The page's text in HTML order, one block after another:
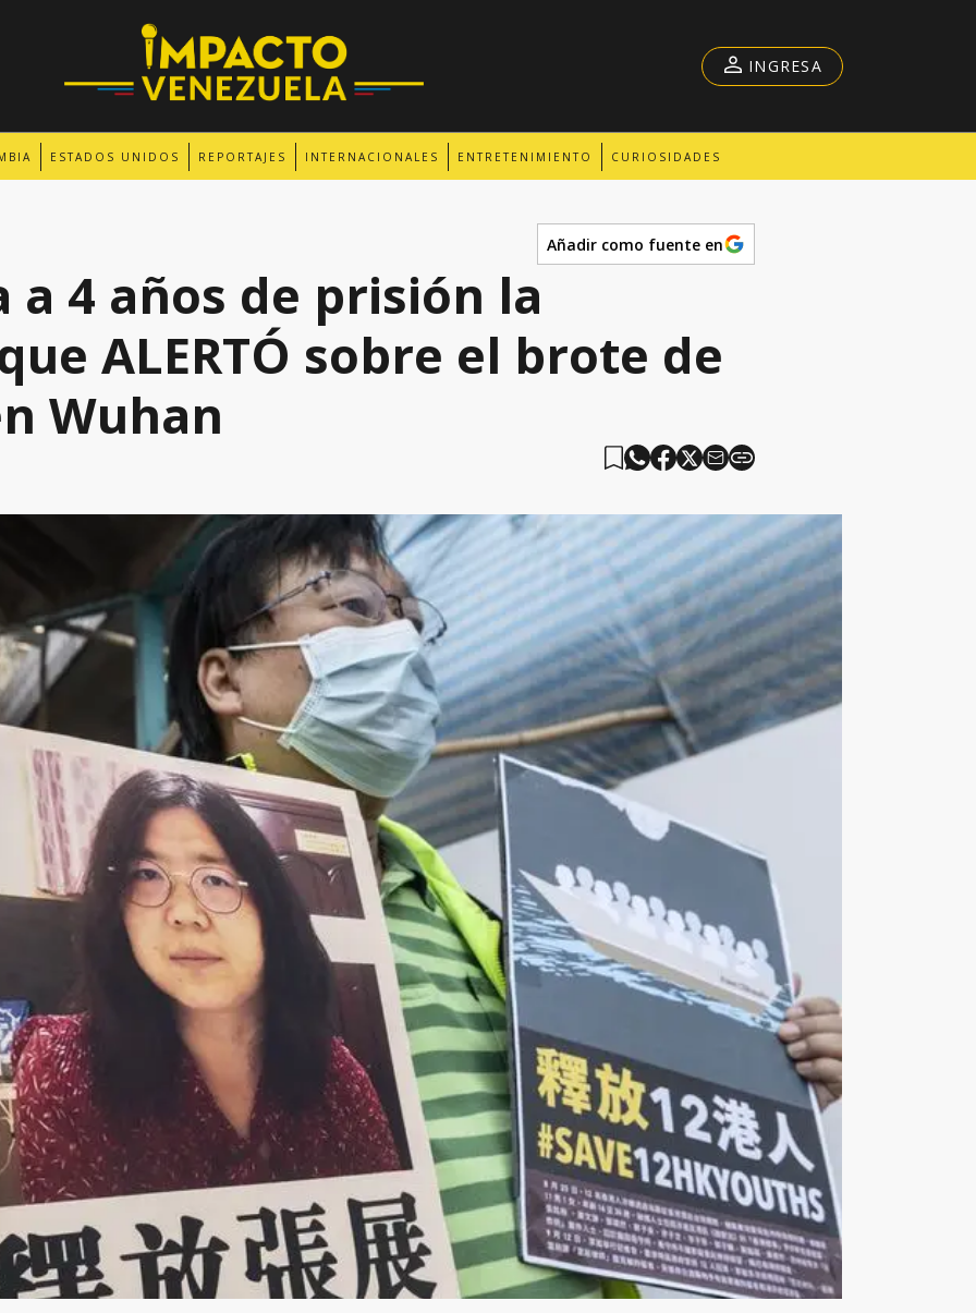
ESTADOS UNIDOS REPORTAJES INTERNACIONALES ENTRETENIMIENTO CURIOSIDADES
INGRESA
Añadir como fuente en
a 4 años de prisión la
ALERTÓ sobre el brote de
Wuhan